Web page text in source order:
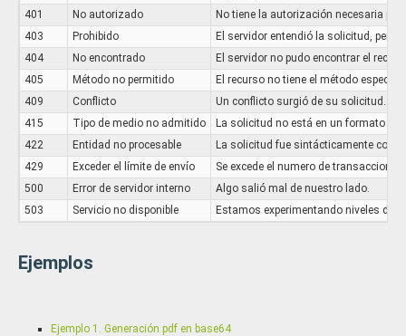
401
No autorizado
No tiene la autorización necesaria
403
Prohibido
El servidor entendió la solicitud, pero
404
No encontrado
El servidor no pudo encontrar el
405
Método no permitido
El recurso no tiene el método
409
Conflicto
Un conflicto surgió de su solicitud.
415
Tipo de medio no admitido
La solicitud no está en un formato
422
Entidad no procesable
La solicitud fue sintácticamente
429
Exceder el límite de envío
Se excede el numero de
500
Error de servidor interno
Algo salió mal de nuestro lado.
503
Servicio no disponible Estamos experimentando niveles de
Ejemplos
Ejemplo 1. Generación pdf en base64